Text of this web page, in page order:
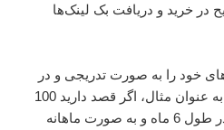
در خرید و دریافت بک لینک‌ها
خود را به صورت تدریجی و در
طول چند ماه دریافت کنید. به عنوان مثال، اگر قصد دارید 100
بک لینک تهیه کنید، آن‌ها را در طول 6 ماه و به صورت ماهانه